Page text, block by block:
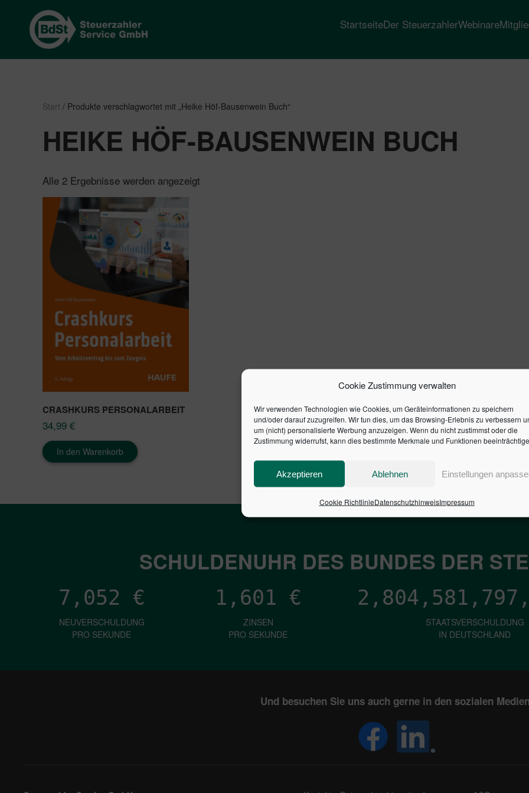
Cookie Zustimmung verwalten
Wir verwenden Technologien wie Cookies, um Geräteinformationen zu speichern
und/oder darauf zuzugreifen. Wir tun dies, um das Browsing-Erlebnis zu verbessern
um (nicht) personalisierte Werbung anzuzeigen. Wenn du nicht zustimmst oder die
Zustimmung widerrufst, kann dies bestimmte Merkmale und Funktionen
Akzeptieren Ablehnen Einstellungen
Cookie RichtlinieDatenschutzhinweisImpressum
StartseiteDer SteuerzahlerWebinare
Start / Produkte verschlagwortet mit „Heike Höf-Bausenwein Buch“
HEIKE HÖF-BAUSENWEIN BUCH
Alle 2 Ergebnisse werden angezeigt
CRASHKURS PERSONALARBEIT
34,99 €
In den Warenkorb
SCHULDENUHR DES BUNDES DER
7,052 €
NEUVERSCHULDUNG
PRO SEKUNDE
1,601 €
ZINSEN
PRO SEKUNDE
STAATSVERSCHULDUNG
IN DEUTSCHLAND
Und besuchen Sie uns auch gerne in den sozialen